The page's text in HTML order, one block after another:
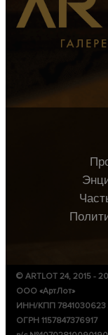
© ARTLOT 24, 2015 -
ООО «АртЛот»
ИНН/КПП 7841030623 /
ОГРН 1157847376917